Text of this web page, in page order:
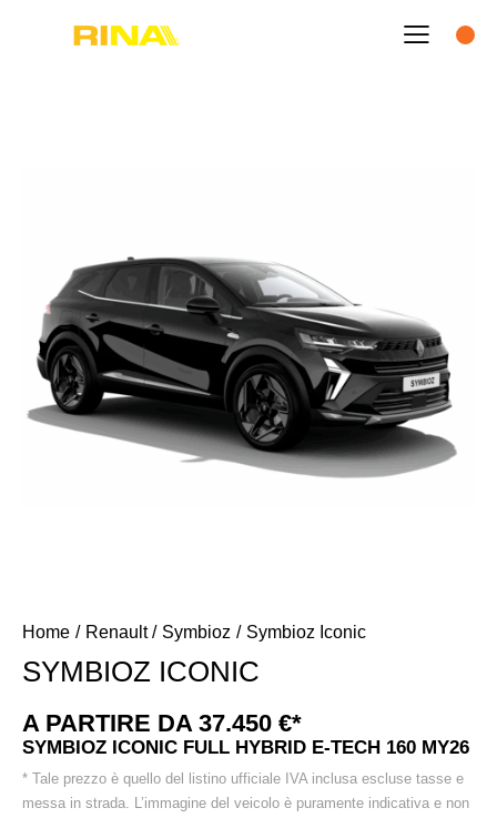
Home Renault Symbioz Symbioz Iconic
SYMBIOZ ICONIC
A PARTIRE DA 37.450 €*
SYMBIOZ ICONIC FULL HYBRID E-TECH 160 MY26
* Tale prezzo è quello del listino ufficiale IVA inclusa escluse tasse e
messa in strada. L’immagine del veicolo è puramente indicativa e non